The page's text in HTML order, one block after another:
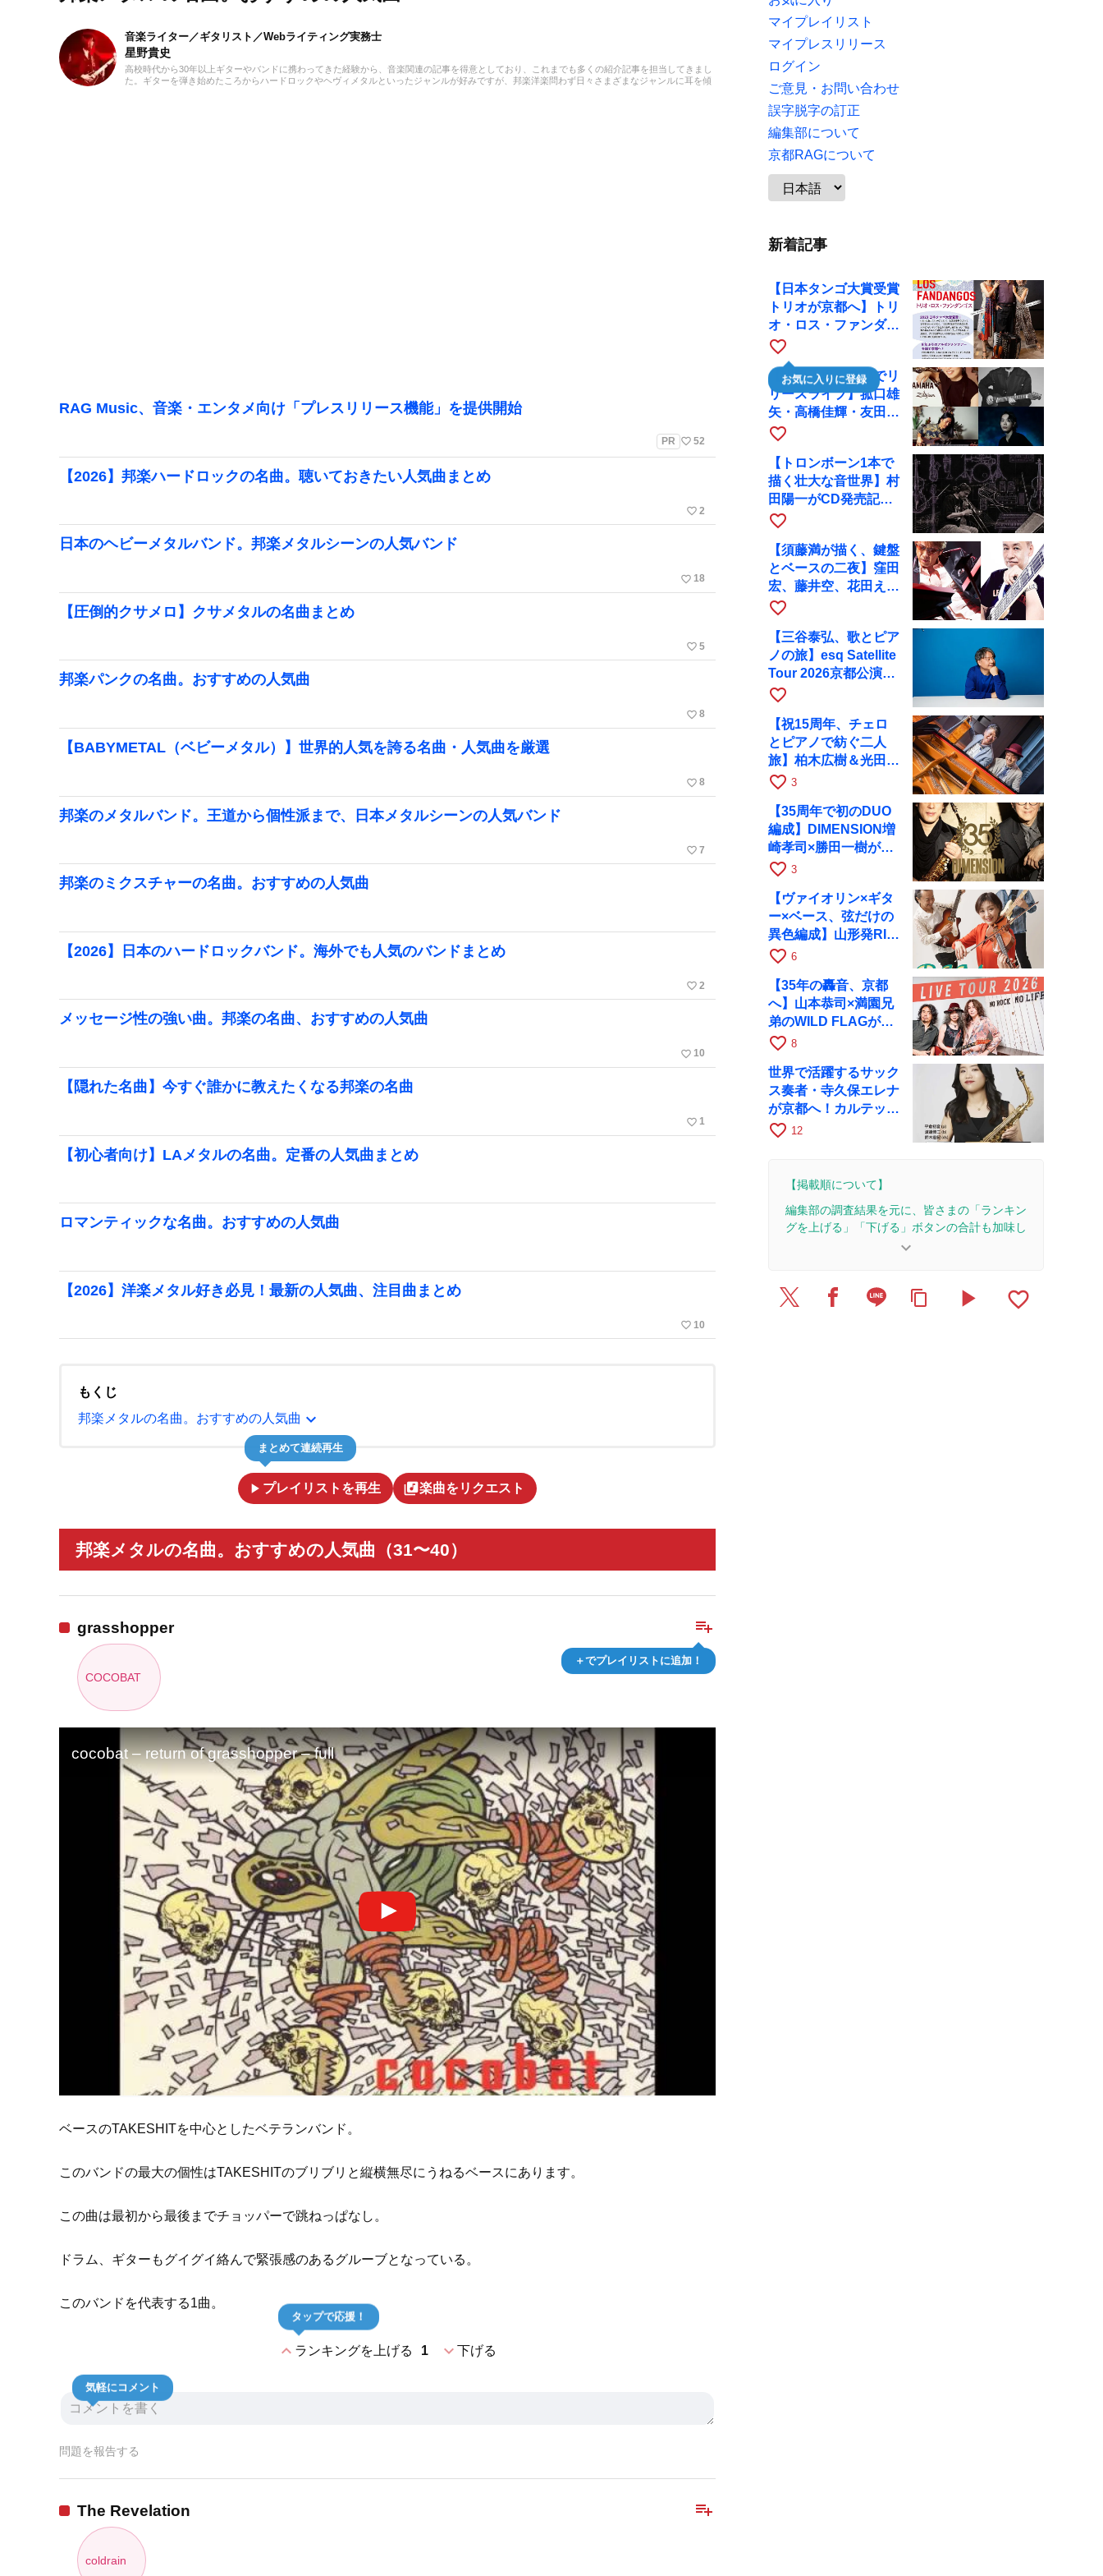
音楽ライター／ギタリスト／Webライティング実務士
星野貴史
高校時代から30年以上ギターやバンドに携わってきた経験から、音楽関連の記事を得意としており、これまでも多くの紹介記事を担当してきまし
た。ギターを弾き始めたころからハードロックやヘヴィメタルといったジャンルが好みですが、邦楽洋楽問わず日々さまざまなジャンルに耳を傾
RAG Music、音楽・エンタメ向け「プレスリリース機能」を提供開始
PR favorite_border 52
【2026】邦楽ハードロックの名曲。聴いておきたい人気曲まとめ
favorite_border 2
日本のヘビーメタルバンド。邦楽メタルシーンの人気バンド
favorite_border 18
【圧倒的クサメロ】クサメタルの名曲まとめ
favorite_border 5
邦楽パンクの名曲。おすすめの人気曲
favorite_border 8
【BABYMETAL（ベビーメタル）】世界的人気を誇る名曲・人気曲を厳選
favorite_border 8
邦楽のメタルバンド。王道から個性派まで、日本メタルシーンの人気バンド
favorite_border 7
邦楽のミクスチャーの名曲。おすすめの人気曲
【2026】日本のハードロックバンド。海外でも人気のバンドまとめ
favorite_border 2
メッセージ性の強い曲。邦楽の名曲、おすすめの人気曲
favorite_border 10
【隠れた名曲】今すぐ誰かに教えたくなる邦楽の名曲
favorite_border 1
【初心者向け】LAメタルの名曲。定番の人気曲まとめ
ロマンティックな名曲。おすすめの人気曲
【2026】洋楽メタル好き必見！最新の人気曲、注目曲まとめ
favorite_border 10
もくじ
邦楽メタルの名曲。おすすめの人気曲 expand_more
play_arrow プレイリストを再生
まとめて連続再生
library_music楽曲をリクエスト
邦楽メタルの名曲。おすすめの人気曲（31〜40）
playlist_add
＋でプレイリストに追加！
grasshopper
COCOBAT
cocobat – return of grasshopper – full
ベースのTAKESHITを中心としたベテランバンド。
このバンドの最大の個性はTAKESHITのブリブリと縦横無尽にうねるベースにあります。
この曲は最初から最後までチョッパーで跳ねっぱなし。
ドラム、ギターもグイグイ絡んで緊張感のあるグルーブとなっている。
このバンドを代表する1曲。
expand_lessランキングを上げる 1
タップで応援！
expand_more下げる
気軽にコメント
問題を報告する
playlist_add
The Revelation
coldrain
マイプレイリスト
マイプレスリリース
ログイン
ご意見・お問い合わせ
誤字脱字の訂正
編集部について
京都RAGについて
新着記事
【日本タンゴ大賞受賞
トリオが京都へ】トリ
オ・ロス・ファンダン
ゴスが10月9日にRAG
で公演
favorite_border
お気に入りに登録
【川口千里、京都でリ
リースライブ】菰口雄
矢・高橋佳輝・友田ジ
ュンと9月28日にRAG
favorite_border
【トロンボーン1本で
描く壮大な音世界】村
田陽一がCD発売記念
ツアーで9月4日に京
favorite_border
【須藤満が描く、鍵盤
とベースの二夜】窪田
宏、藤井空、花田えみ
と京都RAGで共演
favorite_border
【三谷泰弘、歌とピア
ノの旅】esq Satellite
Tour 2026京都公演を
10月に開催
favorite_border
【祝15周年、チェロ
とピアノで紡ぐ二人
旅】柏木広樹＆光田健
一が11月12日に京都
favorite_border 3
【35周年で初のDUO
編成】DIMENSION増
崎孝司×勝田一樹が10
月11日に京都RAGへ
favorite_border 3
【ヴァイオリン×ギタ
ー×ベース、弦だけの
異色編成】山形発RIM
が初全国ツアーで8月
favorite_border 6
【35年の轟音、京都
へ】山本恭司×満園兄
弟のWILD FLAGが8
月6日にRAGでライブ
favorite_border 8
世界で活躍するサック
ス奏者・寺久保エレナ
が京都へ！カルテッ
ト・ツアー京都公演を
favorite_border 12
【掲載順について】
編集部の調査結果を元に、皆さまの「ランキン
グを上げる」「下げる」ボタンの合計も加味し
2026/5/4：1本のレビューを追加・更新。
keyboard_arrow_down
content_copy play_arrow favorite_border